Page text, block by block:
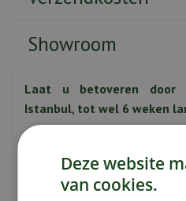
Showroom
Laat u betoveren door
Istanbul, tot wel 6 weken
Onze Istanbul
iedereen die op zoek is naar
de combinatie van
Deze website
van cookies.